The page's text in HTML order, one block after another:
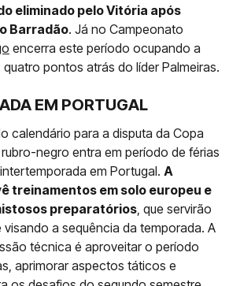
eliminado pelo Vitória após
Barradão. Já no Campeonato
encerra este período ocupando a
pontos atrás do líder Palmeiras.
EM PORTUGAL
calendário para a disputa da Copa
negro entra em período de férias
em Portugal. A
treinamentos em solo europeu e
preparatórios , que servirão
visando a sequência da temporada. A
técnica é aproveitar o período
aprimorar aspectos táticos e